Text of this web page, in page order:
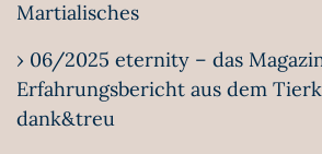
Martialisches
› 06/2025 eternity – das
Erfahrungsbericht aus dem
dank&treu